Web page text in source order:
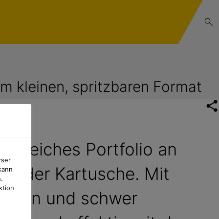
kleinen, spritzbaren Format
Portfolio an
der Kartusche. Mit
und schwer